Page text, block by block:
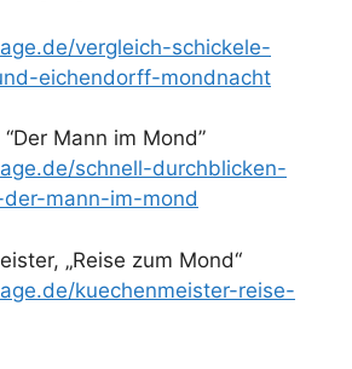
vergleich-schickele-
eichendorff-mondnacht
Mann im Mond”
schnell-durchblicken-
mann-im-mond
„Reise zum Mond“
kuechenmeister-reise-